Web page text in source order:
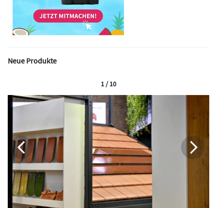
Neue Produkte
1 / 10